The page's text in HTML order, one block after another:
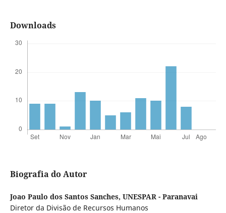
Downloads
Biografia do Autor
Joao Paulo dos Santos Sanches, UNESPAR - Paranavai
Diretor da Divisão de Recursos Humanos